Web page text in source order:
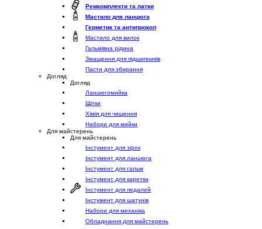
Ремкомплекти та латки
Мастило для ланцюга
Герметик та антипрокол
Мастило для вилок
Гальмівна рідина
Змащення для підшипників
Пасти для збирання
Догляд
Догляд
Ланцюгомийка
Щітки
Хімія для чищення
Набори для мийки
Для майстерень
Для майстерень
Інстумент для зірок
Інстумент для ланцюга
Інстумент для гальм
Інстумент для каретки
Інстумент для педалей
Інстумент для шатунів
Набори для механіка
Обладнання для майстерень